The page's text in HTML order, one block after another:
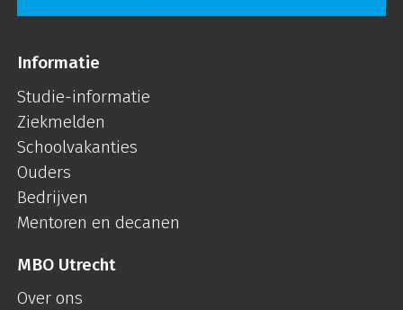
Informatie
Studie-informatie
Ziekmelden
Schoolvakanties
Ouders
Bedrijven
Mentoren en decanen
MBO Utrecht
Over ons